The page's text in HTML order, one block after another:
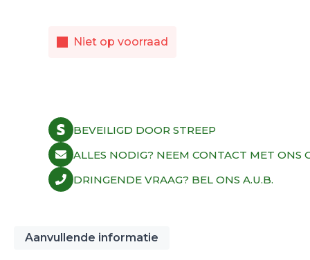
Niet op voorraad
BEVEILIGD DOOR STREEP
ALLES NODIG? NEEM CONTACT MET ONS
DRINGENDE VRAAG? BEL ONS A.U.B.
Aanvullende informatie